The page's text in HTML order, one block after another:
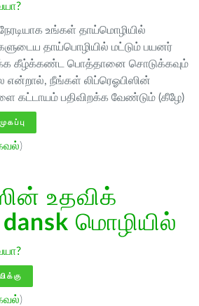
உங்கள் தாய்மொழியில்
தாய்பொழியில் மட்டும் பயனர்
கீழ்க்கண்ட பொத்தானை சொடுக்கவும்
என்றால், நீங்கள் லிப்ரெஓபிஸின்
கட்டாயம் பதிவிறக்க வேண்டும் (கீழே)
)
உதவிக்
dansk மொழியில்
)